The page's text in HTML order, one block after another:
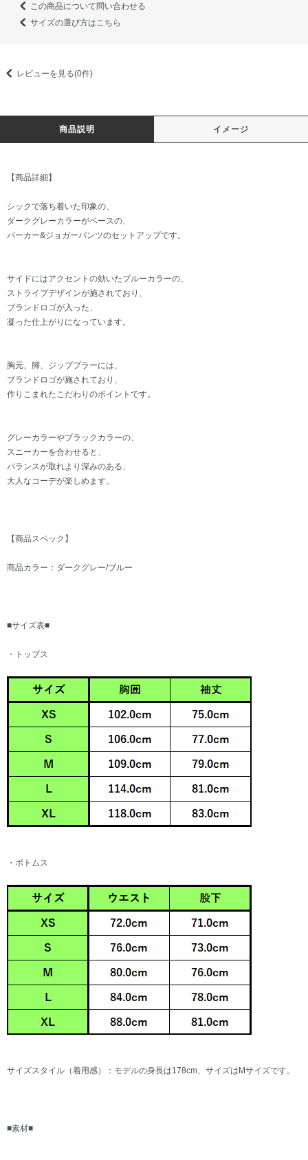
この商品について問い合わせる
サイズの選び方はこちら
レビューを見る(0件)
商品説明 イメージ
【商品詳細】
シックで落ち着いた印象の、
ダークグレーカラーがベースの、
パーカー&ジョガーパンツのセットアップです。
サイドにはアクセントの効いたブルーカラーの、
ストライプデザインが施されており、
ブランドロゴが入った、
凝った仕上がりになっています。
胸元、脚、ジッププラーには、
ブランドロゴが施されており、
作りこまれたこだわりのポイントです。
グレーカラーやブラックカラーの、
スニーカーを合わせると、
バランスが取れより深みのある、
大人なコーデが楽しめます。
【商品スペック】
商品カラー：ダークグレー/ブルー
■サイズ表■
・トップス
・ボトムス
サイズスタイル（着用感）：モデルの身長は178cm、サイズはMサイズです。
■素材■